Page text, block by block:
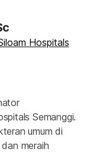
Hospitals
Semanggi.
umum di
meraih